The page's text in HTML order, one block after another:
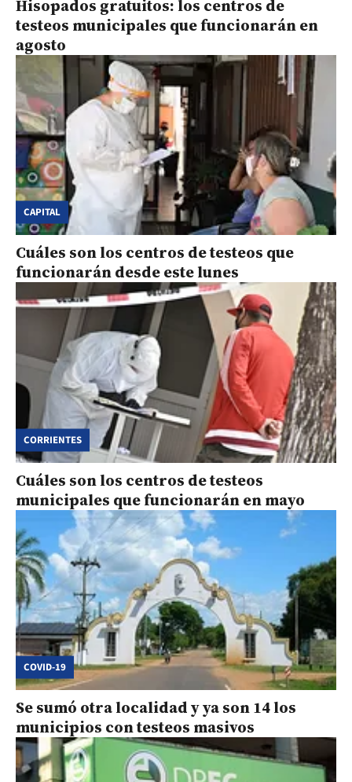
Hisopados gratuitos: los centros de
testeos municipales que funcionarán en
agosto
CAPITAL
Cuáles son los centros de testeos que
funcionarán desde este lunes
CORRIENTES
Cuáles son los centros de testeos
municipales que funcionarán en mayo
COVID-19
Se sumó otra localidad y ya son 14 los
municipios con testeos masivos